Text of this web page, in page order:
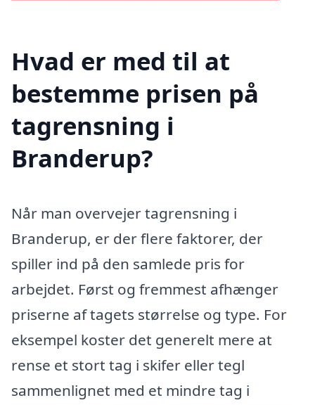
Hvad er med til at
bestemme prisen på
tagrensning i
Branderup?
Når man overvejer tagrensning i
Branderup, er der flere faktorer, der
spiller ind på den samlede pris for
arbejdet. Først og fremmest afhænger
priserne af tagets størrelse og type. For
eksempel koster det generelt mere at
rense et stort tag i skifer eller tegl
sammenlignet med et mindre tag i